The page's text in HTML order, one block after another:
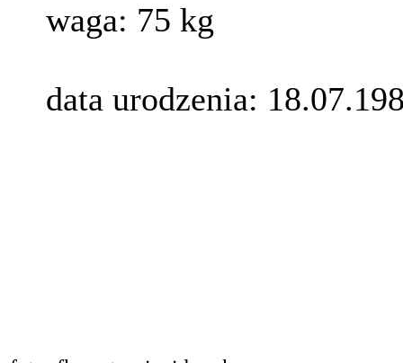
waga: 75 kg
data urodzenia: